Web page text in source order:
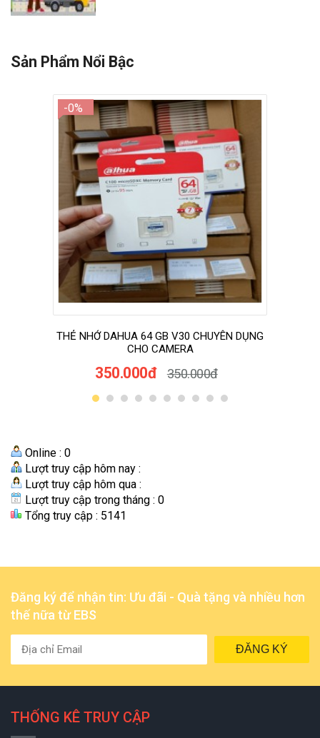
Sản Phẩm Nổi Bậc
-0%
THẺ NHỚ DAHUA 64 GB V30 CHUYÊN DỤNG
CHO CAMERA
350.000đ 350.000đ
Online : 0
Lượt truy cập hôm nay :
Lượt truy cập hôm qua :
Lượt truy cập trong tháng : 0
Tổng truy cập : 5141
Đăng ký để nhận tin: Ưu đãi - Quà tặng và nhiều hơn
thế nữa từ EBS
ĐĂNG KÝ
THỐNG KÊ TRUY CẬP